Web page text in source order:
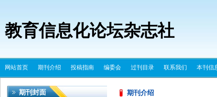
教育信息化论坛杂志社
网站首页 期刊介绍 投稿指南 编委会 过刊目录 联系我们 本刊信
期刊封面 期刊介绍